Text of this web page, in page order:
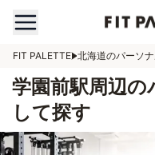
FIT PALETTE 北海道のパーソ
学園前駅周辺
して探す